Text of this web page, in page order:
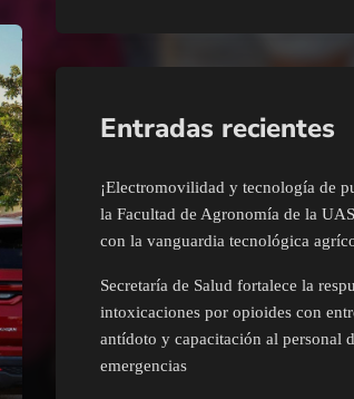
Entradas recientes
¡Electromovilidad y tecnología de
la Facultad de Agronomía de la
con la vanguardia tecnológica
Secretaría de Salud fortalece la
intoxicaciones por opioides con
antídoto y capacitación al personal
emergencias